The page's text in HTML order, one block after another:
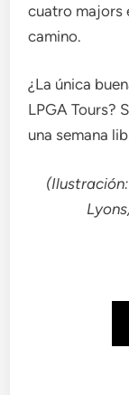
cuatro majors
camino.
¿La única
LPGA Tours?
una semana